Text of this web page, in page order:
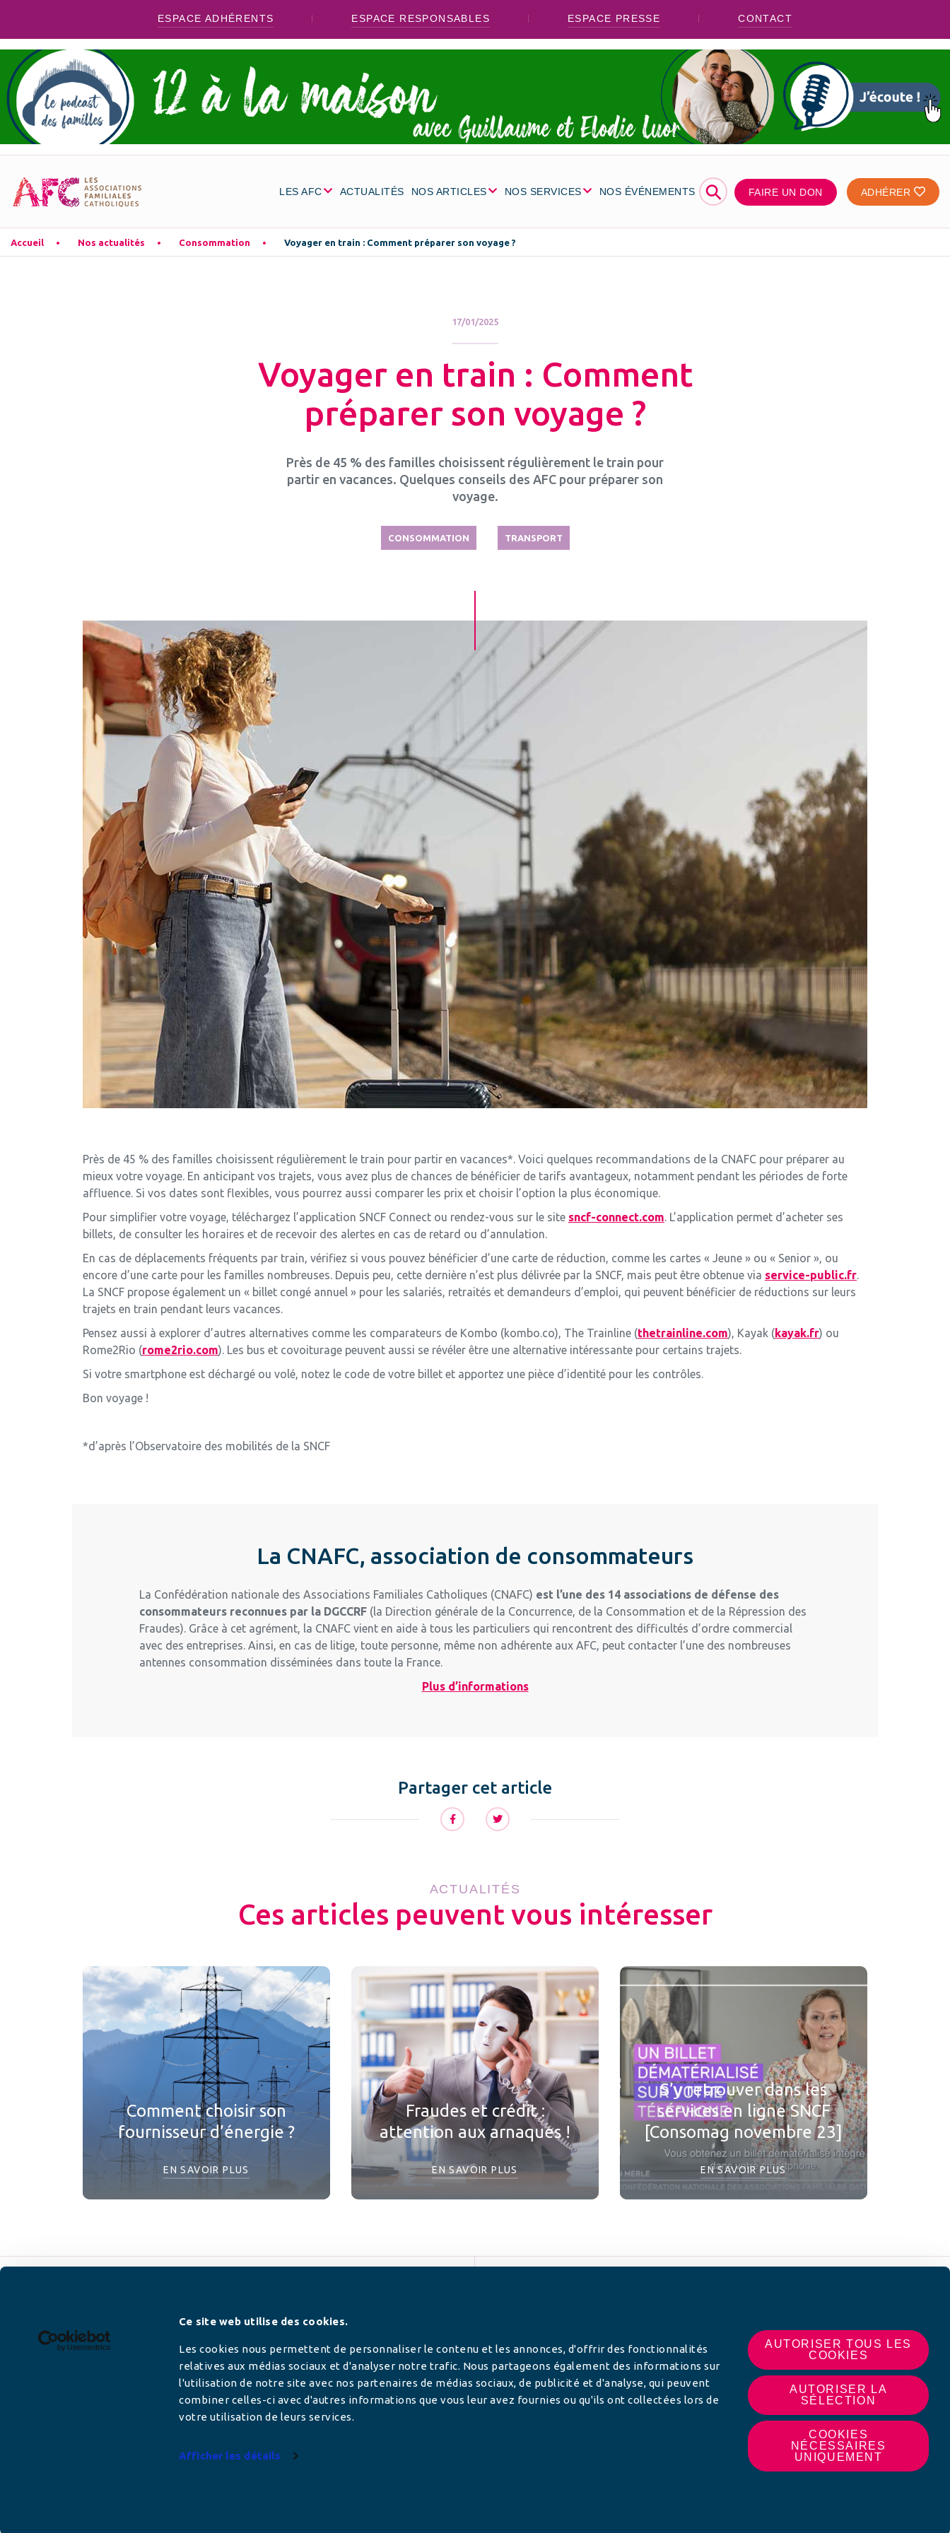
Ce site web utilise des cookies.
Les cookies nous permettent de personnaliser le contenu et les annonces, d'offrir des fonctionnalités
relatives aux médias sociaux et d'analyser notre trafic. Nous partageons également des informations sur
l'utilisation de notre site avec nos partenaires de médias sociaux, de publicité et d'analyse, qui peuvent
combiner celles-ci avec d'autres informations que vous leur avez fournies ou qu'ils ont collectées lors de
votre utilisation de leurs services.
Afficher les détails
AUTORISER TOUS LES
COOKIES
AUTORISER LA
SÉLECTION
COOKIES
NÉCESSAIRES
UNIQUEMENT
ESPACE ADHÉRENTS ESPACE RESPONSABLES ESPACE PRESSE CONTACT
LES AFC ACTUALITÉS NOS ARTICLES NOS SERVICES NOS ÉVÉNEMENTS ⚲ FAIRE UN DON ADHÉRER
Accueil Nos actualités Consommation Voyager en train : Comment préparer son voyage ?
17/01/2025
Voyager en train : Comment
préparer son voyage ?
Près de 45 % des familles choisissent régulièrement le train pour
partir en vacances. Quelques conseils des AFC pour préparer son
voyage.
CONSOMMATION TRANSPORT
Près de 45 % des familles choisissent régulièrement le train pour partir en vacances*. Voici quelques recommandations de la CNAFC pour préparer au
mieux votre voyage. En anticipant vos trajets, vous avez plus de chances de bénéficier de tarifs avantageux, notamment pendant les périodes de forte
affluence. Si vos dates sont flexibles, vous pourrez aussi comparer les prix et choisir l’option la plus économique.
Pour simplifier votre voyage, téléchargez l’application SNCF Connect ou rendez-vous sur le site sncf-connect.com. L’application permet d’acheter ses
billets, de consulter les horaires et de recevoir des alertes en cas de retard ou d’annulation.
En cas de déplacements fréquents par train, vérifiez si vous pouvez bénéficier d’une carte de réduction, comme les cartes « Jeune » ou « Senior », ou
encore d’une carte pour les familles nombreuses. Depuis peu, cette dernière n’est plus délivrée par la SNCF, mais peut être obtenue via service-public.fr.
La SNCF propose également un « billet congé annuel » pour les salariés, retraités et demandeurs d’emploi, qui peuvent bénéficier de réductions sur leurs
trajets en train pendant leurs vacances.
Pensez aussi à explorer d’autres alternatives comme les comparateurs de Kombo (kombo.co), The Trainline (thetrainline.com), Kayak (kayak.fr) ou
Rome2Rio (rome2rio.com). Les bus et covoiturage peuvent aussi se révéler être une alternative intéressante pour certains trajets.
Si votre smartphone est déchargé ou volé, notez le code de votre billet et apportez une pièce d’identité pour les contrôles.
Bon voyage !
*d’après l’Observatoire des mobilités de la SNCF
La CNAFC, association de consommateurs
La Confédération nationale des Associations Familiales Catholiques (CNAFC) est l’une des 14 associations de défense des
consommateurs reconnues par la DGCCRF (la Direction générale de la Concurrence, de la Consommation et de la Répression des
Fraudes). Grâce à cet agrément, la CNAFC vient en aide à tous les particuliers qui rencontrent des difficultés d’ordre commercial
avec des entreprises. Ainsi, en cas de litige, toute personne, même non adhérente aux AFC, peut contacter l’une des nombreuses
antennes consommation disséminées dans toute la France.
Plus d’informations
Partager cet article
ACTUALITÉS
Ces articles peuvent vous intéresser
Comment choisir son
fournisseur d’énergie ?
EN SAVOIR PLUS
Fraudes et crédit :
attention aux arnaques !
EN SAVOIR PLUS
S’y retrouver dans les
services en ligne SNCF
[Consomag novembre 23]
EN SAVOIR PLUS
Newsletter